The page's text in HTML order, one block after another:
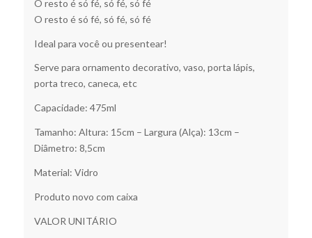
O resto é só fé, só fé, só fé
O resto é só fé, só fé, só fé
Ideal para você ou presentear!
Serve para ornamento decorativo, vaso, porta lápis,
porta treco, caneca, etc
Capacidade: 475ml
Tamanho: Altura: 15cm – Largura (Alça): 13cm –
Diâmetro: 8,5cm
Material: Vidro
Produto novo com caixa
VALOR UNITÁRIO